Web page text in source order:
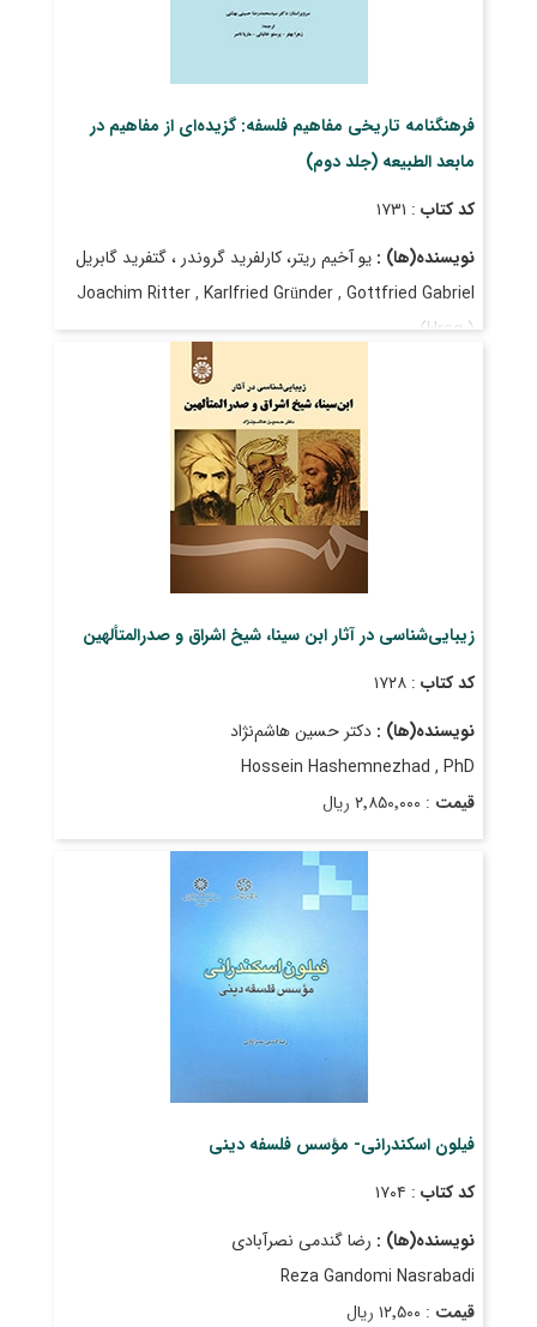
فرهنگنامه تاریخی مفاهیم فلسفه: گزیده‌ای از مفاهیم در
مابعد الطبیعه (جلد دوم)
کد کتاب : ۱۷۳۱
نویسنده(ها) : یو آخیم ریتر، کارلفرید گروندر ، گتفرید گابریل
Joachim Ritter , Karlfried Gründer , Gottfried Gabriel
(Hrsg.)
زهرا بهفر، پرستو خانبانی ، ماریا ناصر
Zahra Behfar , Parasto Khanbani , Mariya Naser
: شهریور ۱۴۰۳
زیبایی‌شناسی در آثار ابن سینا، شیخ اشراق و صدرالمتألهین
کد کتاب : ۱۷۲۸
نویسنده(ها) : دکتر حسین هاشم‌نژاد
Hossein Hashemnezhad , PhD
قیمت : ۲٬۸۵۰٬۰۰۰ ریال
: دی ۱۳۹۸
فیلون اسکندرانی- مؤسس فلسفه دینی
کد کتاب : ۱۷۰۴
نویسنده(ها) : رضا گندمی نصرآبادی
Reza Gandomi Nasrabadi
قیمت : ۱۲٬۵۰۰ ریال